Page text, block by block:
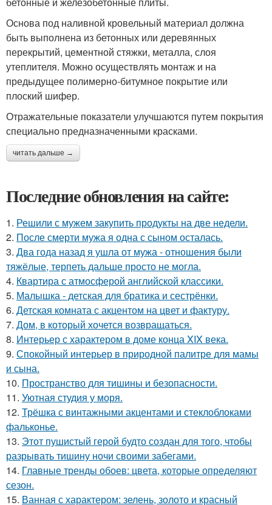
Основа под наливной кровельный материал должна
быть выполнена из бетонных или деревянных
перекрытий, цементной стяжки, металла, слоя
утеплителя. Можно осуществлять монтаж и на
предыдущее полимерно-битумное покрытие или
плоский шифер.
Отражательные показатели улучшаются путем покрытия
специально предназначенными красками.
читать дальше →
Последние обновления на сайте:
1. Решили с мужем закупить продукты на две недели.
2. После смерти мужа я одна с сыном осталась.
3. Два года назад я ушла от мужа - отношения были
тяжёлые, терпеть дальше просто не могла.
4. Квартира с атмосферой английской классики.
5. Малышка - детская для братика и сестрёнки.
6. Детская комната с акцентом на цвет и фактуру.
7. Дом, в который хочется возвращаться.
8. Интерьер с характером в доме конца XIX века.
9. Спокойный интерьер в природной палитре для мамы
и сына.
10. Пространство для тишины и безопасности.
11. Уютная студия у моря.
12. Трёшка с винтажными акцентами и стеклоблоками
фальконье.
13. Этот пушистый герой будто создан для того, чтобы
разрывать тишину ночи своими забегами.
14. Главные тренды обоев: цвета, которые определяют
сезон.
15. Ванная с характером: зелень, золото и красный